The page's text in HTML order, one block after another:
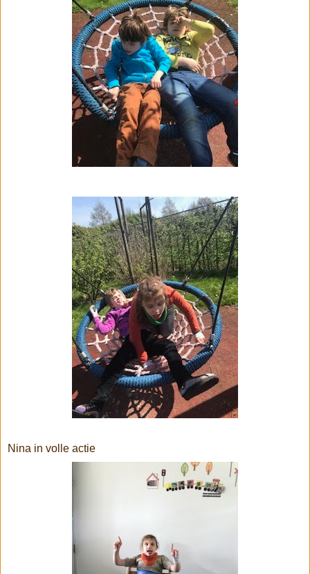
Nina in volle actie